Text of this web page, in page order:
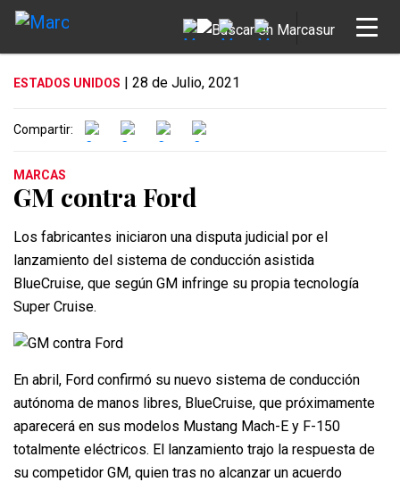
ESTADOS UNIDOS | 28 de Julio, 2021
Compartir:
MARCAS
GM contra Ford
Los fabricantes iniciaron una disputa judicial por el
lanzamiento del sistema de conducción asistida
BlueCruise, que según GM infringe su propia tecnología
Super Cruise.
En abril, Ford confirmó su nuevo sistema de conducción
autónoma de manos libres, BlueCruise, que próximamente
aparecerá en sus modelos Mustang Mach-E y F-150
totalmente eléctricos. El lanzamiento trajo la respuesta de
su competidor GM, quien tras no alcanzar un acuerdo